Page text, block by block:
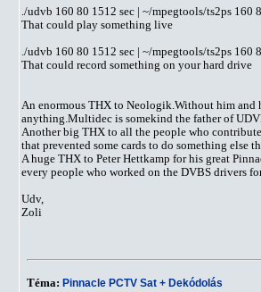
./udvb 160 80 1512 sec | ~/mpegtools/ts2ps 160
That could play something live
./udvb 160 80 1512 sec | ~/mpegtools/ts2ps 160
That could record something on your hard drive
An enormous THX to Neologik.Without him and
anything.Multidec is somekind the father of
Another big THX to all the people who
that prevented some cards to do something else
A huge THX to Peter Hettkamp for his great
every people who worked on the DVBS drivers
Udv,
Zoli
Téma: Pinnacle PCTV Sat + Dekódolás